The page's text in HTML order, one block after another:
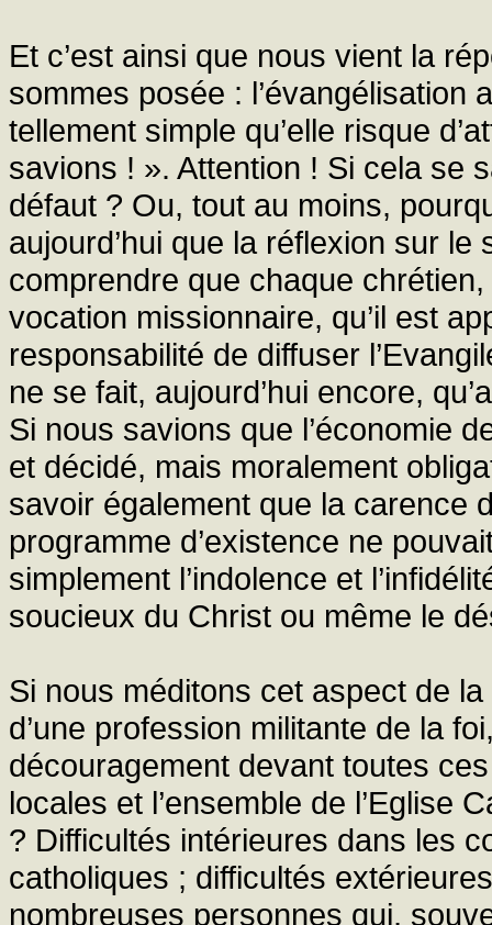
Et c’est ainsi que nous vient la
sommes posée : l’évangélisation
tellement simple qu’elle risque
savions ! ». Attention ! Si cela se
défaut ? Ou, tout au moins,
aujourd’hui que la réflexion sur
comprendre que chaque
vocation missionnaire, qu’il est
responsabilité de diffuser
ne se fait, aujourd’hui encore,
Si nous savions que l’économie
et décidé, mais moralement
savoir également que la carence
programme d’existence ne
simplement l’indolence et
soucieux du Christ ou même le
Si nous méditons cet aspect de
d’une profession militante de la
découragement devant toutes
locales et l’ensemble de l’Eglise
? Difficultés intérieures dans les
catholiques ; difficultés
nombreuses personnes qui,